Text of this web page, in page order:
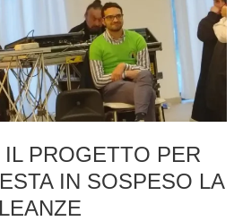
PROGETTO PER
IN SOSPESO LA